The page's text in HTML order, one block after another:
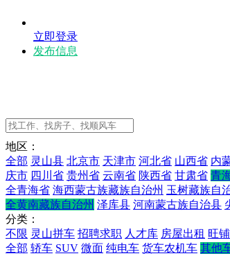
立即登录
发布信息
地区：
全部 灵山县 北京市 天津市 河北省 山西省 内
庆市 四川省 贵州省 云南省 陕西省 甘肃省 青
全青海省 海西蒙古族藏族自治州 玉树藏族自
全黄南藏族自治州 泽库县 河南蒙古族自治县
分类：
不限 灵山拼车 招聘求职 人才库 房屋出租 旺
全部 轿车 SUV 微面 纯电车 货车农机车 其他